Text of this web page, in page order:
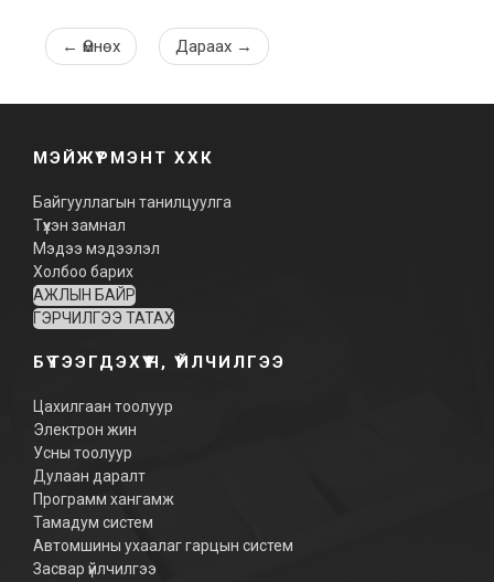
← Өмнөх Дараах →
МЭЙЖҮРМЭНТ ХХК
Байгууллагын танилцуулга
Түүхэн замнал
Мэдээ мэдээлэл
Холбоо барих
АЖЛЫН БАЙР
ГЭРЧИЛГЭЭ ТАТАХ
БҮТЭЭГДЭХҮҮН, ҮЙЛЧИЛГЭЭ
Цахилгаан тоолуур
Электрон жин
Усны тоолуур
Дулаан даралт
Программ хангамж
Тамадум систем
Автомшины ухаалаг гарцын систем
Засвар үйлчилгээ